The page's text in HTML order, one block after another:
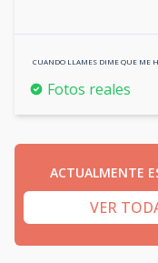
CUANDO LLAMES DIME QUE ME
Fotos reales
ACTUALMENTE
VER